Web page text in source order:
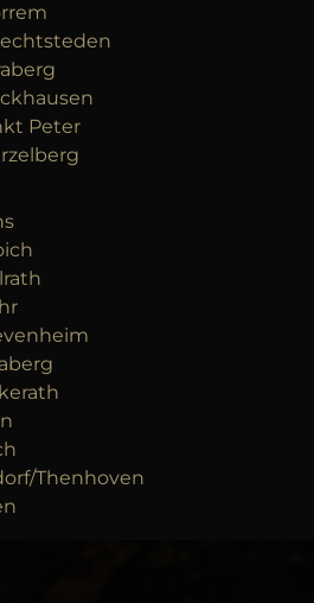
Peter
Thenhoven